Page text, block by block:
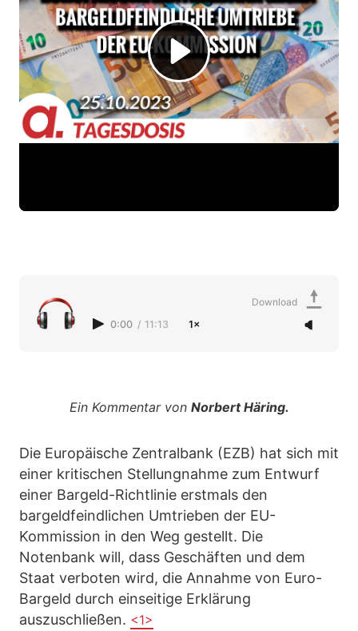
0:00 / 11:13 1×
Download
Ein Kommentar von Norbert Häring.
Die Europäische Zentralbank (EZB) hat sich mit
einer kritischen Stellungnahme zum Entwurf
einer Bargeld-Richtlinie erstmals den
bargeldfeindlichen Umtrieben der EU-
Kommission in den Weg gestellt. Die
Notenbank will, dass Geschäften und dem
Staat verboten wird, die Annahme von Euro-
Bargeld durch einseitige Erklärung
auszuschließen. <1>